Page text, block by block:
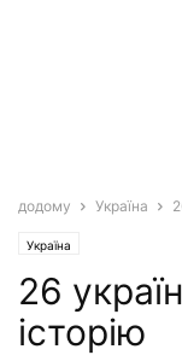
додому Україна
Україна
26
історію